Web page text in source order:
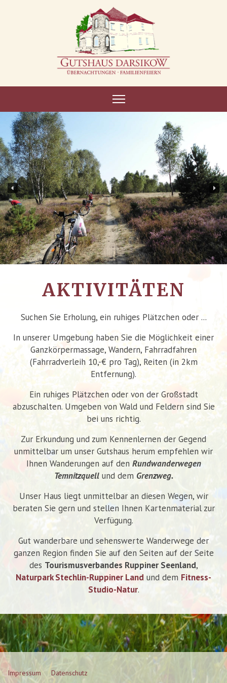
AKTIVITÄTEN
Suchen Sie Erholung, ein ruhiges Plätzchen oder ...
In unserer Umgebung haben Sie die Möglichkeit einer
Ganzkörpermassage, Wandern, Fahrradfahren
(Fahrradverleih 10,-€ pro Tag), Reiten (in 2km
Entfernung).
Ein ruhiges Plätzchen oder von der Großstadt
abzuschalten. Umgeben von Wald und Feldern sind Sie
bei uns richtig.
Zur Erkundung und zum Kennenlernen der Gegend
unmittelbar um unser Gutshaus herum empfehlen wir
Ihnen Wanderungen auf den Rundwanderwegen
Temnitzquellund dem Grenzweg.
Unser Haus liegt unmittelbar an diesen Wegen, wir
beraten Sie gern und stellen Ihnen Kartenmaterial zur
Verfügung.
Gut wanderbare und sehenswerte Wanderwege der
ganzen Region finden Sie auf den Seiten auf der Seite
des Tourismusverbandes Ruppiner Seenland,
Naturpark Stechlin-Ruppiner Land und dem Fitness-
Studio-Natur.
Impressum Datenschutz